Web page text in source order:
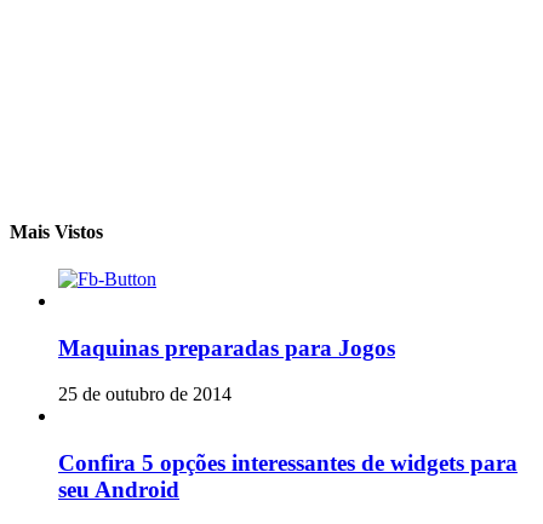
Mais Vistos
Maquinas preparadas para Jogos
25 de outubro de 2014
Confira 5 opções interessantes de widgets para
seu Android